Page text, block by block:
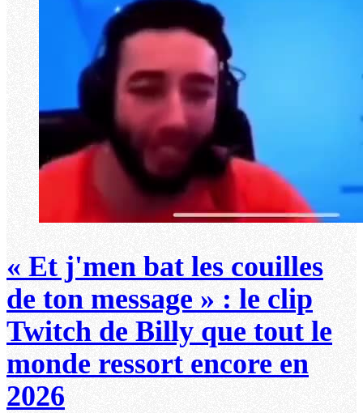
« Et j'men bat les couilles
de ton message » : le clip
Twitch de Billy que tout le
monde ressort encore en
2026